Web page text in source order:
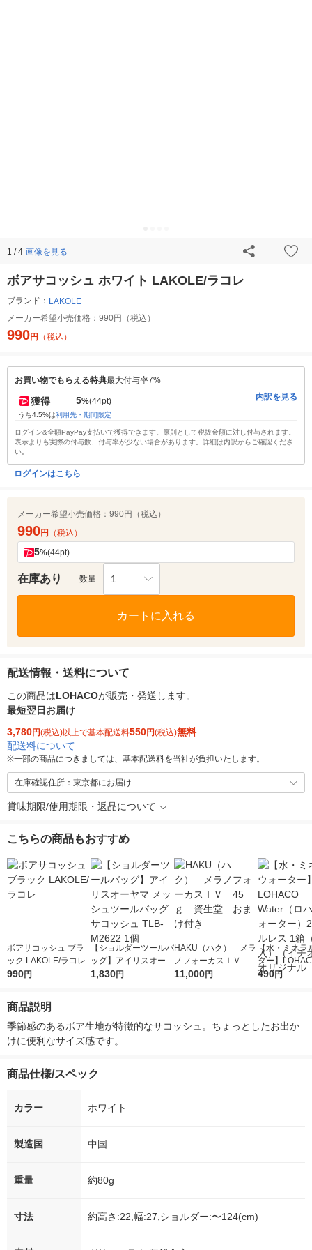
1 / 4 画像を見る
ボアサコッシュ ホワイト LAKOLE/ラコレ
ブランド： LAKOLE
メーカー希望小売価格： 990円（税込）
990円 （税込）
お買い物でもらえる特典最大付与率7%
獲得 5%(44pt)
うち4.5%は利用先・期間限定
内訳を見る
ログイン&全額PayPay支払いで獲得できます。原則として税抜金額に対し付与されます。
表示よりも実際の付与数、付与率が少ない場合があります。詳細は内訳からご確認くださ
い。
ログインはこちら
メーカー希望小売価格： 990円（税込）
990円 （税込）
5%(44pt)
在庫あり 数量 1
カートに入れる
配送情報・送料について
この商品はLOHACOが販売・発送します。
最短翌日お届け
3,780円(税込)以上で基本配送料550円(税込)無料
配送料について
※一部の商品につきましては、基本配送料を当社が負担いたします。
在庫確認住所：東京都にお届け
賞味期限/使用期限・返品について
こちらの商品もおすすめ
ボアサコッシュ ブラ
ック LAKOLE/ラコレ
990円
【ショルダーツールバ
ッグ】アイリスオーヤ
マ メッシュツールバ
1,830円
HAKU（ハク） メラ
ノフォーカスＩＶ 4
5ｇ 資生堂 おまけ
11,000円
【水・ミネラ
ター】
r（ロハコウ
490円
商品説明
季節感のあるボア生地が特徴的なサコッシュ。ちょっとしたお出か
けに便利なサイズ感です。
商品仕様/スペック
カラー ホワイト
製造国 中国
重量 約80g
寸法 約高さ:22,幅:27,ショルダー:〜124(cm)